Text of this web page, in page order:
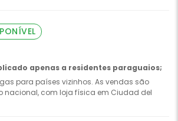
apenas a residentes paraguaios;
para países vizinhos. As vendas são
nacional, com loja física em Ciudad del